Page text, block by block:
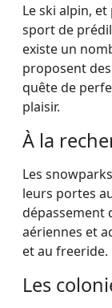
Le ski alpin,
sport de
existe un
proposent
quête de
plaisir.
À la
Les
leurs portes
dépassement
aériennes et
et au freeride.
Les